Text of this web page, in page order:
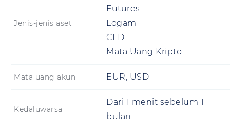
Jenis-jenis aset
Futures
Logam
CFD
Mata Uang Kripto
Mata uang akun EUR, USD
Kedaluwarsa
Dari 1 menit sebelum 1
bulan